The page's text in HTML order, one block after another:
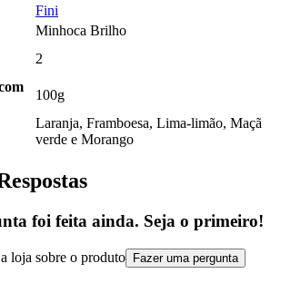
Fini
Minhoca Brilho
2
100g
Laranja, Framboesa, Lima-limão, Maçã
verde e Morango
foi feita ainda. Seja o primeiro!
loja sobre o produto Fazer uma pergunta